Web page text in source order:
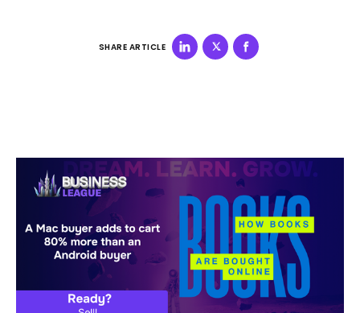
SHARE ARTICLE